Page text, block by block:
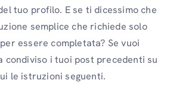
tuo profilo. E se ti dicessimo che
semplice che richiede solo
essere completata? Se vuoi
condiviso i tuoi post precedenti su
le istruzioni seguenti.